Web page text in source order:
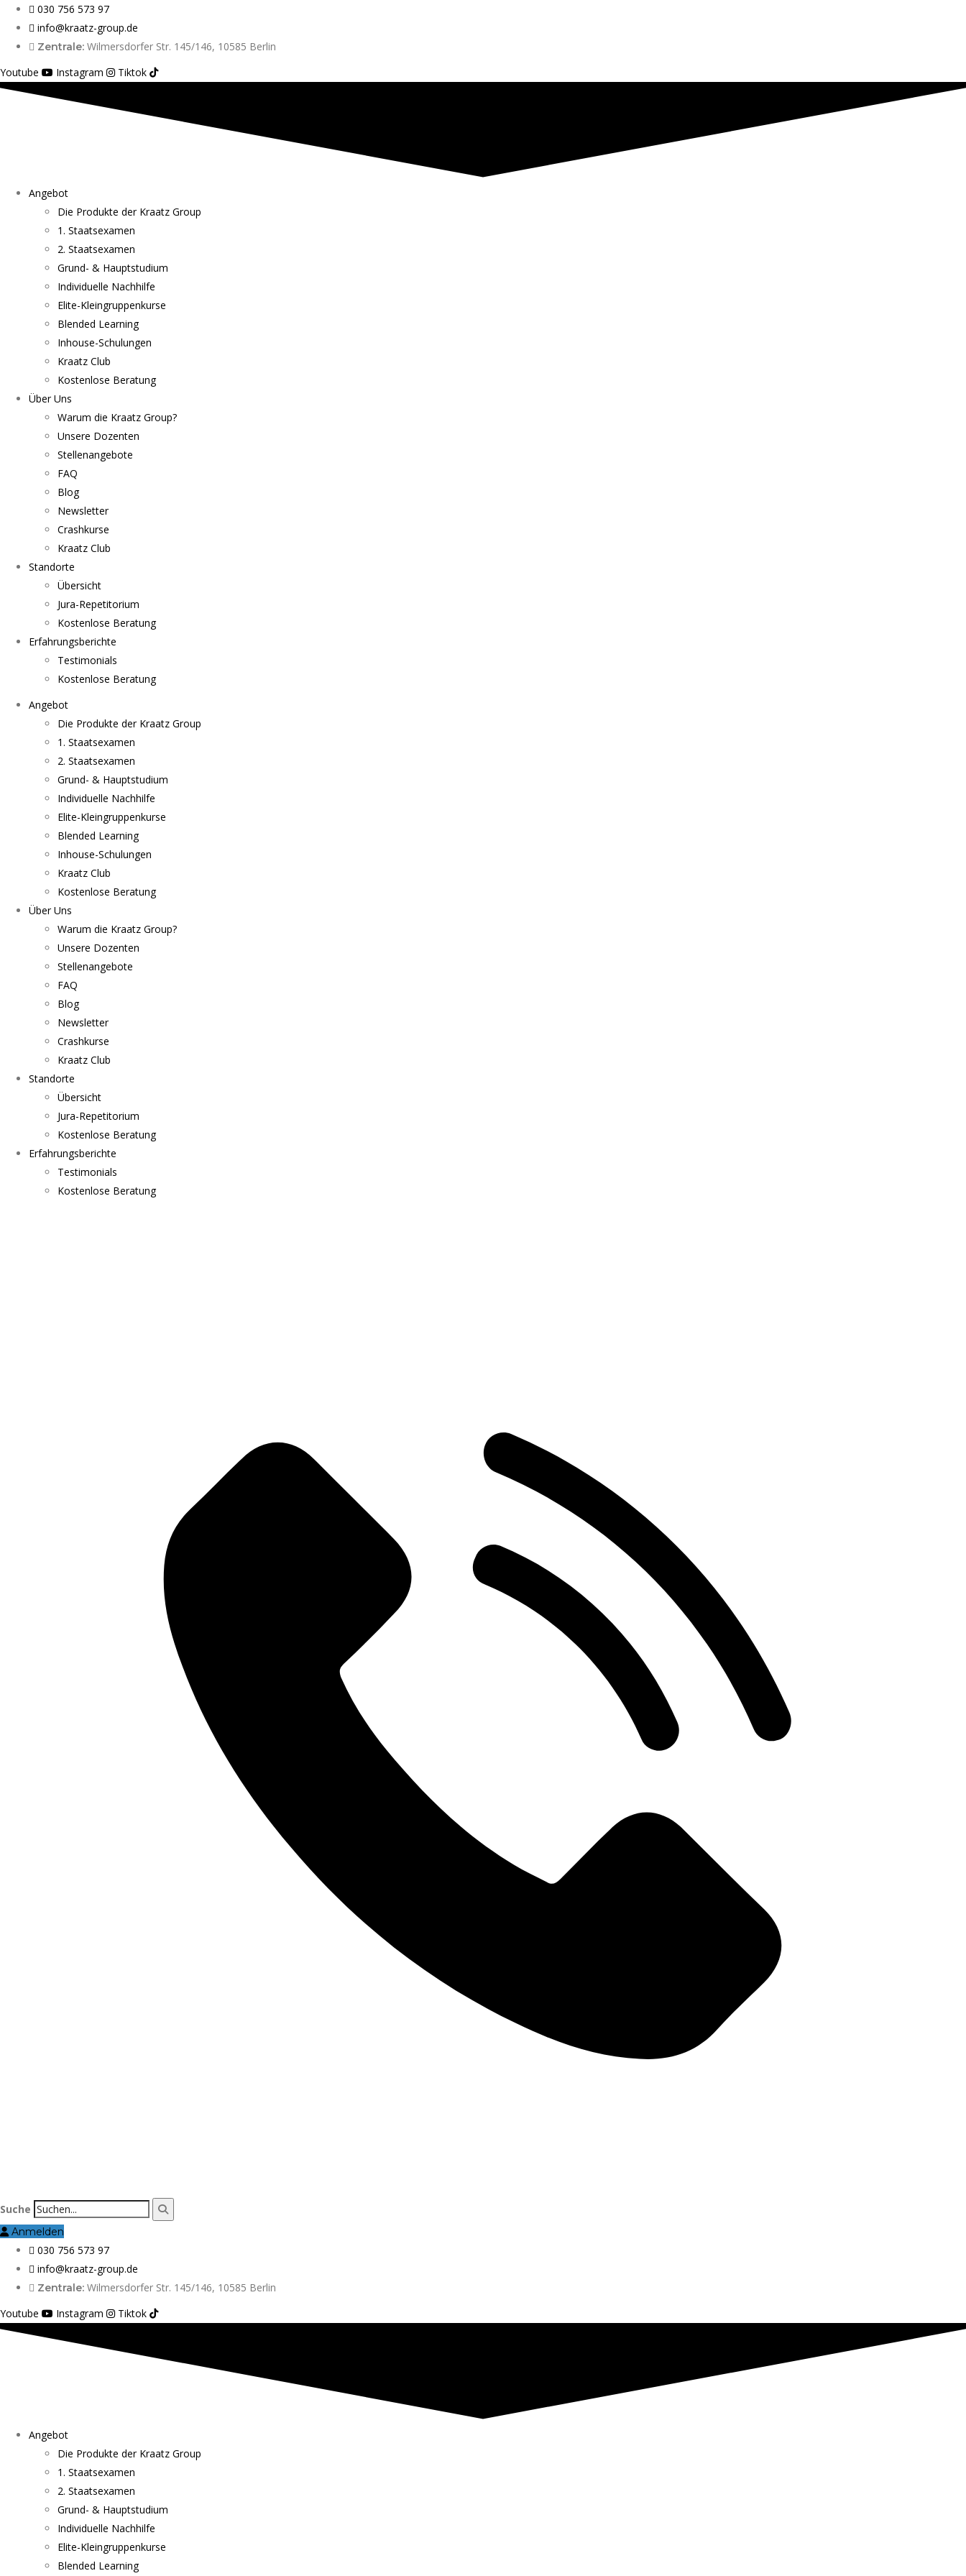
030 756 573 97
info@kraatz-group.de
Zentrale: Wilmersdorfer Str. 145/146, 10585 Berlin
Youtube
Instagram Tiktok
Angebot
Die Produkte der Kraatz Group
1. Staatsexamen
2. Staatsexamen
Grund- & Hauptstudium
Individuelle Nachhilfe
Elite-Kleingruppenkurse
Blended Learning
Inhouse-Schulungen
Kraatz Club
Kostenlose Beratung
Über Uns
Warum die Kraatz Group?
Unsere Dozenten
Stellenangebote
FAQ
Blog
Newsletter
Crashkurse
Kraatz Club
Standorte
Übersicht
Jura-Repetitorium
Kostenlose Beratung
Erfahrungsberichte
Testimonials
Kostenlose Beratung
Angebot
Die Produkte der Kraatz Group
1. Staatsexamen
2. Staatsexamen
Grund- & Hauptstudium
Individuelle Nachhilfe
Elite-Kleingruppenkurse
Blended Learning
Inhouse-Schulungen
Kraatz Club
Kostenlose Beratung
Über Uns
Warum die Kraatz Group?
Unsere Dozenten
Stellenangebote
FAQ
Blog
Newsletter
Crashkurse
Kraatz Club
Standorte
Übersicht
Jura-Repetitorium
Kostenlose Beratung
Erfahrungsberichte
Testimonials
Kostenlose Beratung
Suche
Anmelden
030 756 573 97
info@kraatz-group.de
Zentrale: Wilmersdorfer Str. 145/146, 10585 Berlin
Youtube
Instagram Tiktok
Angebot
Die Produkte der Kraatz Group
1. Staatsexamen
2. Staatsexamen
Grund- & Hauptstudium
Individuelle Nachhilfe
Elite-Kleingruppenkurse
Blended Learning